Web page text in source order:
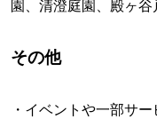
園、清澄庭園、殿ヶ谷
その他
・イベントや一部サ